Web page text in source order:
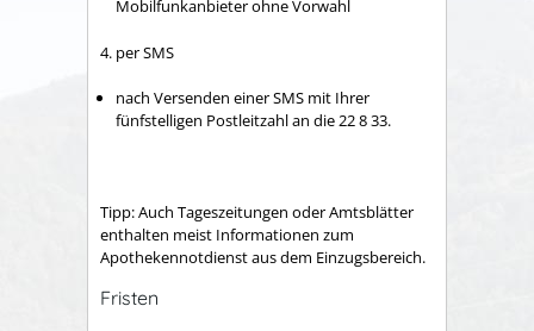
Mobilfunkanbieter ohne Vorwahl
4. per SMS
nach Versenden einer SMS mit Ihrer
fünfstelligen Postleitzahl an die 22 8 33.
Tipp: Auch Tageszeitungen oder Amtsblätter
enthalten meist Informationen zum
Apothekennotdienst aus dem Einzugsbereich.
Fristen